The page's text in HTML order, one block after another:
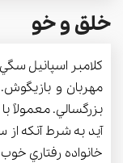
خلق و خو
كلامبر اسپانيل
مهربان و
بزرگسالي. معمولاً
آيد به شرط آنكه از
خانواده رفتاري خوب